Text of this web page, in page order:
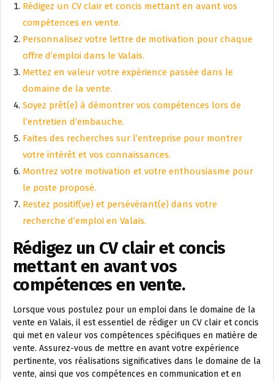
Rédigez un CV clair et concis mettant en avant vos
compétences en vente.
Personnalisez votre lettre de motivation pour chaque
offre d’emploi dans le Valais.
Mettez en valeur votre expérience passée dans le
domaine de la vente.
Soyez prêt(e) à démontrer vos compétences lors de
l’entretien d’embauche.
Faites des recherches sur l’entreprise pour montrer
votre intérêt et vos connaissances.
Montrez votre motivation et votre enthousiasme pour
le poste proposé.
Restez positif(ve) et persévérant(e) dans votre
recherche d’emploi en Valais.
Rédigez un CV clair et concis
mettant en avant vos
compétences en vente.
Lorsque vous postulez pour un emploi dans le domaine de la
vente en Valais, il est essentiel de rédiger un CV clair et concis
qui met en valeur vos compétences spécifiques en matière de
vente. Assurez-vous de mettre en avant votre expérience
pertinente, vos réalisations significatives dans le domaine de la
vente, ainsi que vos compétences en communication et en